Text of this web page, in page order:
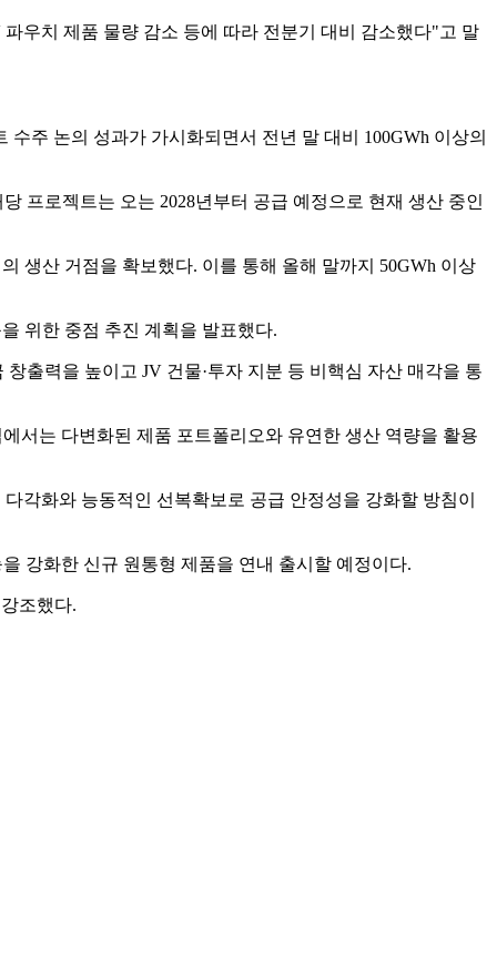
우치 제품 물량 감소 등에 따라 전분기 대비 감소했다"고 말
주 논의 성과가 가시화되면서 전년 말 대비 100GWh 이상의
프로젝트는 오는 2028년부터 공급 예정으로 현재 생산 중인
생산 거점을 확보했다. 이를 통해 올해 말까지 50GWh 이상
위한 중점 추진 계획을 발표했다.
출력을 높이고 JV 건물·투자 지분 등 비핵심 자산 매각을 통
서는 다변화된 제품 포트폴리오와 유연한 생산 역량을 활용
각화와 능동적인 선복확보로 공급 안정성을 강화할 방침이
강화한 신규 원통형 제품을 연내 출시할 예정이다.
조했다.